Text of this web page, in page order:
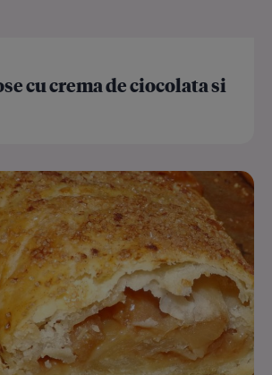
cu crema de ciocolata si